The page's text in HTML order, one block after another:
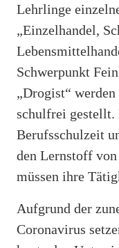
Lehrlinge
„Einzelhandel,
Schwerpunkt
„Drogist“
schulfrei gestellt.
Berufsschulzeit
den Lernstoff
müssen ihre
Aufgrund der
Coronavirus